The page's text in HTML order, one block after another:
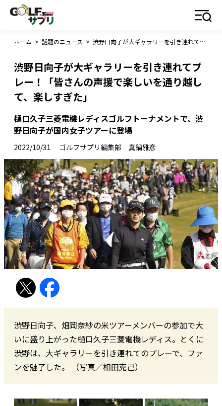
ホーム > 話題のニュース > 渋野日向子が大ギャラリーを引き連れてプレー！「皆さんの声援で楽しいを通り越して、楽しすぎた」
渋野日向子が大ギャラリーを引き連れてプ
レー！「皆さんの声援で楽しいを通り越し
て、楽しすぎた」
樋口久子三菱電機レディスゴルフトーナメントで、渋
野日向子が国内女子ツアーに登場
2022/10/31 ゴルフサプリ編集部 真鍋雅彦
渋野日向子、畑岡奈紗の米ツアーメンバーの参加で大
いに盛り上がった樋口久子三菱電機レディス。とくに
渋野は、大ギャラリーを引き連れてのプレーで、ファ
ンを魅了した。 （写真／相田克己）